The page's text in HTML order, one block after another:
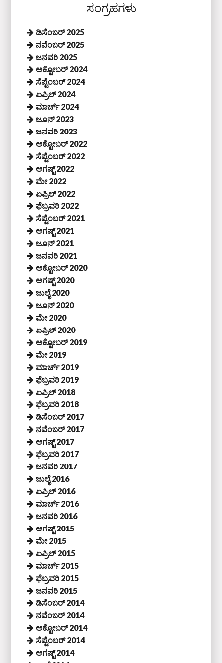
ಸಂಗ್ರಹಗಳು
ಡಿಸೆಂಬರ್ 2025
ನವೆಂಬರ್ 2025
ಜನವರಿ 2025
ಅಕ್ಟೋಬರ್ 2024
ಸೆಪ್ಟೆಂಬರ್ 2024
ಏಪ್ರಿಲ್ 2024
ಮಾರ್ಚ್ 2024
ಜೂನ್ 2023
ಜನವರಿ 2023
ಅಕ್ಟೋಬರ್ 2022
ಸೆಪ್ಟೆಂಬರ್ 2022
ಆಗಷ್ಟ್ 2022
ಮೇ 2022
ಏಪ್ರಿಲ್ 2022
ಫೆಬ್ರವರಿ 2022
ಸೆಪ್ಟೆಂಬರ್ 2021
ಆಗಷ್ಟ್ 2021
ಜೂನ್ 2021
ಜನವರಿ 2021
ಅಕ್ಟೋಬರ್ 2020
ಆಗಷ್ಟ್ 2020
ಜುಲೈ 2020
ಜೂನ್ 2020
ಮೇ 2020
ಏಪ್ರಿಲ್ 2020
ಅಕ್ಟೋಬರ್ 2019
ಮೇ 2019
ಮಾರ್ಚ್ 2019
ಫೆಬ್ರವರಿ 2019
ಏಪ್ರಿಲ್ 2018
ಫೆಬ್ರವರಿ 2018
ಡಿಸೆಂಬರ್ 2017
ನವೆಂಬರ್ 2017
ಆಗಷ್ಟ್ 2017
ಫೆಬ್ರವರಿ 2017
ಜನವರಿ 2017
ಜುಲೈ 2016
ಏಪ್ರಿಲ್ 2016
ಮಾರ್ಚ್ 2016
ಜನವರಿ 2016
ಆಗಷ್ಟ್ 2015
ಮೇ 2015
ಏಪ್ರಿಲ್ 2015
ಮಾರ್ಚ್ 2015
ಫೆಬ್ರವರಿ 2015
ಜನವರಿ 2015
ಡಿಸೆಂಬರ್ 2014
ನವೆಂಬರ್ 2014
ಅಕ್ಟೋಬರ್ 2014
ಸೆಪ್ಟೆಂಬರ್ 2014
ಆಗಷ್ಟ್ 2014